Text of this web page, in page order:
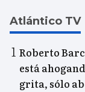
Atlántico TV
Roberto
está
grita, sólo